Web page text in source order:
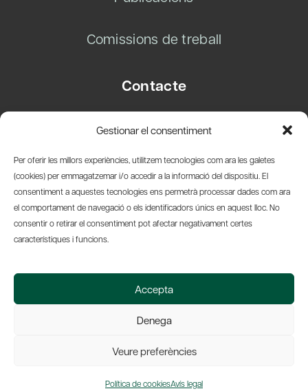
Gestionar el consentiment
Per oferir les millors experiències, utilitzem tecnologies com ara les galetes
(cookies) per emmagatzemar i/o accedir a la informació del dispositiu. El
consentiment a aquestes tecnologies ens permetrà processar dades com ara
el comportament de navegació o els identificadors únics en aquest lloc. No
consentir o retirar el consentiment pot afectar negativament certes
característiques i funcions.
Accepta
Denega
Veure preferències
Política de cookiesAvís legal
Comissions de treball
Contacte
08003 Barcelona
info@amicsdelpais.com
Suscripció Newsletter
© 2026 Societat Econòmica Barcelonesa d'Amics del País
Web by Ideamatic